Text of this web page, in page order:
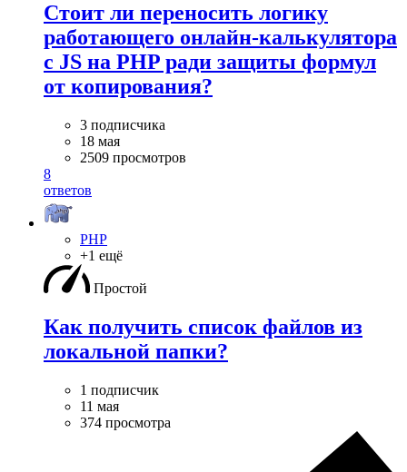
Стоит ли переносить логику
работающего онлайн-калькулятора
с JS на PHP ради защиты формул
от копирования?
3 подписчика
18 мая
2509 просмотров
8
ответов
PHP
+1 ещё
Простой
Как получить список файлов из
локальной папки?
1 подписчик
11 мая
374 просмотра